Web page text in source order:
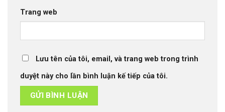
Trang web
Lưu tên của tôi, email, và trang web trong trình
duyệt này cho lần bình luận kế tiếp của tôi.